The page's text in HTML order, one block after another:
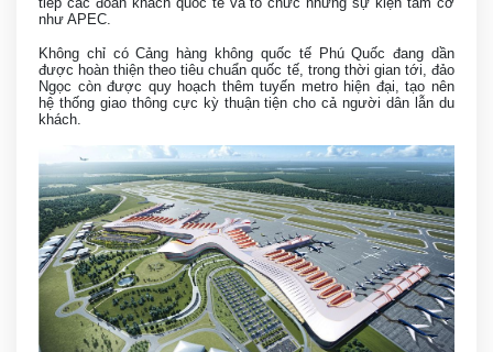
như APEC.
Không chỉ có Cảng hàng không quốc tế Phú Quốc đang dần
được hoàn thiện theo tiêu chuẩn quốc tế, trong thời gian tới, đảo
Ngọc còn được quy hoạch thêm tuyến metro hiện đại, tạo nên
hệ thống giao thông cực kỳ thuận tiện cho cả người dân lẫn du
khách.